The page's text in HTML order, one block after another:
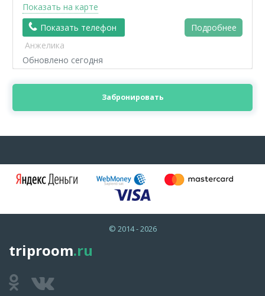
Показать на карте
Показать телефон
Подробнее
Анжелика
Обновлено сегодня
Забронировать
© 2014 - 2026
triproom.ru